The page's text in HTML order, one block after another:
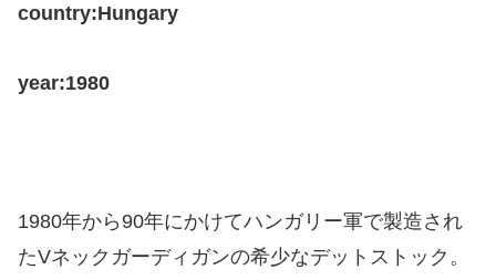
country:Hungary
year:1980
1980年から90年にかけてハンガリー軍で製造され
たVネックガーディガンの希少なデットストック。